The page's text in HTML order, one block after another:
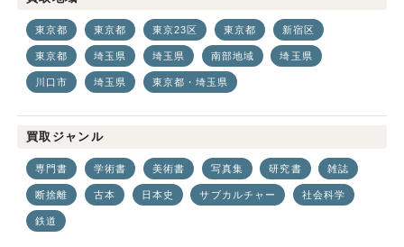
東京都 東京都 東京23区 東京都 新宿区
東京都 埼玉県 埼玉県 南部地域 埼玉県
川口市 埼玉県 東京都・埼玉県
買取ジャンル
専門書 学術書 美術書 写真集 研究書 雑誌
断捨離 古本 日本史 サブカルチャー 社会科学
鉄道